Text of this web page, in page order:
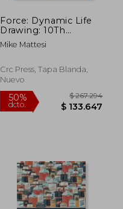
Force: Dynamic Life
Drawing: 10Th
Anniversary Edition
(Force Drawing
Mike Mattesi
Crc Press, Tapa Blanda,
Nuevo
50%
dcto. $